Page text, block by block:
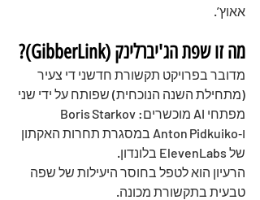
אאוץ’.
מה זו שפת הג'יברלינק (GibberLink)?
מדובר בפרויקט תקשורת חדשני די צעיר
(מתחילת השנה הנוכחית) שפותח על ידי שני
ו‑Anton Pidkuiko במסגרת תחרות האקתון
של ElevenLabs בלונדון.
הרעיון הוא לטפל בחוסר היעילות של שפה
טבעית בתקשורת מכונה.